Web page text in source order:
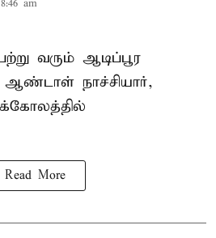
am
வரும் ஆடிப்பூர
நாச்சியார்,
Read More